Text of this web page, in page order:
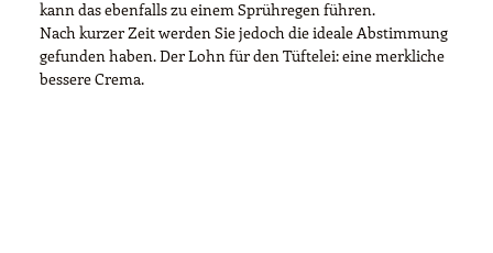
kann das ebenfalls zu einem Sprühregen führen.
Nach kurzer Zeit werden Sie jedoch die ideale Abstimmung
gefunden haben. Der Lohn für den Tüftelei: eine merkliche
bessere Crema.